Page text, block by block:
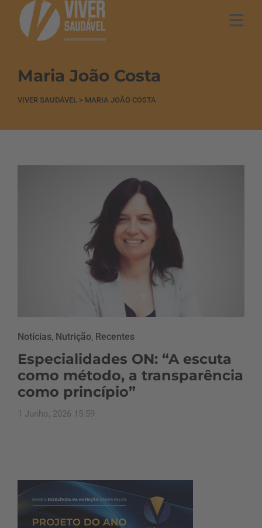
Maria João Costa
VIVER SAUDÁVEL > MARIA JOÃO COSTA
Notícias, Nutrição, Recentes
Especialidades ON: “A escuta
como método, a transparência
como princípio”
1 Junho, 2026 15:59